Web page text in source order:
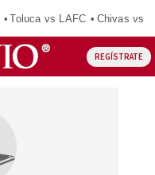
Toluca vs LAFC Chivas vs
REGÍSTRATE